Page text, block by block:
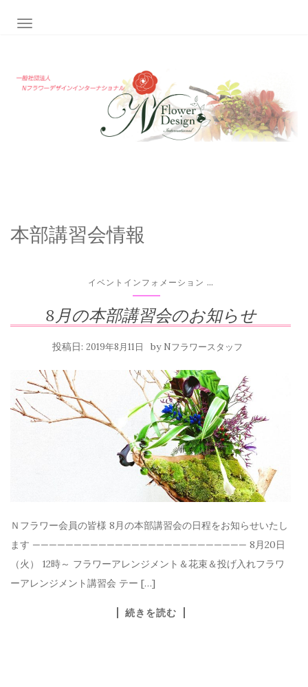
ナビゲーション切り替え
本部講習会情報
イベントインフォメーション ...
8月の本部講習会のお知らせ
投稿日: 2019年8月11日 by Nフラワースタッフ
Ｎフラワー会員の皆様 8月の本部講習会の日程をお知らせいたし
ます —————————————————————————— 8月20日
（火） 12時～ フラワーアレンジメント＆花束＆投げ入れフラワ
ーアレンジメント講習会 テー […]
続きを読む